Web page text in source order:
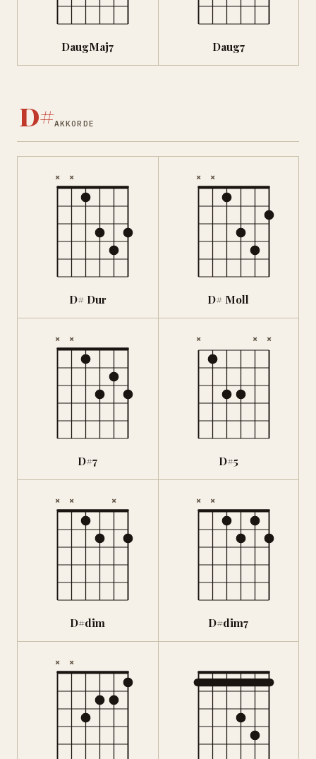
DaugMaj7 Daug7
D#AKKORDE
× ×
D# Dur
× ×
D# Moll
× ×
D#7
× × ×
D#5
× × ×
D#dim
× ×
D#dim7
× ×